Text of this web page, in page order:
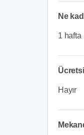
Ne
1 hafta
Hayır